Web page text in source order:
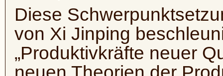
Diese
von Xi Jinping
„Produktivkräfte neuer